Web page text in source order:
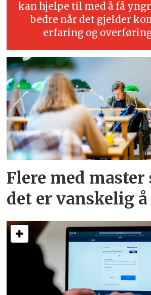
kan hjelpe til med å få
bedre når det gjelder
erfaring og
Flere med master
det er vanskelig